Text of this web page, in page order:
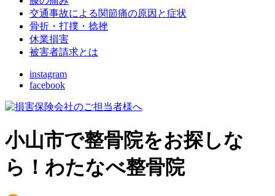
交通事故による関節痛の原因と症状
骨折・打撲・捻挫
休業損害
被害者請求とは
instagram
facebook
小山市で整骨院をお探しな
ら！わたなべ整骨院